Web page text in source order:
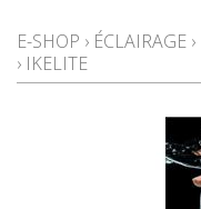
E-SHOP › ÉCLAIRAGE ›
› IKELITE